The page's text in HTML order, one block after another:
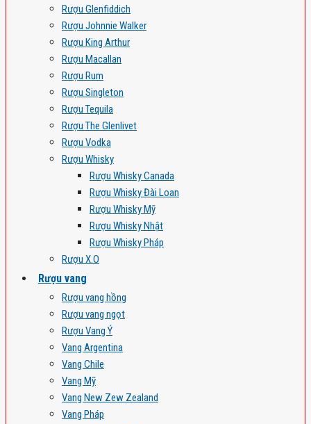
Rượu Glenfiddich
Rượu Johnnie Walker
Rượu King Arthur
Rượu Macallan
Rượu Rum
Rượu Singleton
Rượu Tequila
Rượu The Glenlivet
Rượu Vodka
Rượu Whisky
Rượu Whisky Canada
Rượu Whisky Đài Loan
Rượu Whisky Mỹ
Rượu Whisky Nhật
Rượu Whisky Pháp
Rượu X.O
Rượu vang
Rượu vang hồng
Rượu vang ngọt
Rượu Vang Ý
Vang Argentina
Vang Chile
Vang Mỹ
Vang New Zew Zealand
Vang Pháp